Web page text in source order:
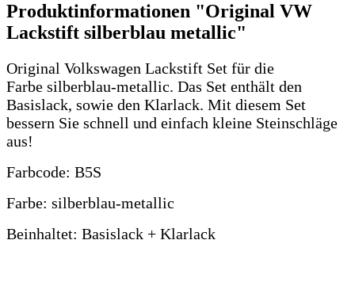
Produktinformationen "Original VW
Lackstift silberblau metallic"
Original Volkswagen Lackstift Set für die
Farbe silberblau-metallic. Das Set enthält den
Basislack, sowie den Klarlack. Mit diesem Set
bessern Sie schnell und einfach kleine Steinschläge
aus!
Farbcode: B5S
Farbe: silberblau-metallic
Beinhaltet: Basislack + Klarlack